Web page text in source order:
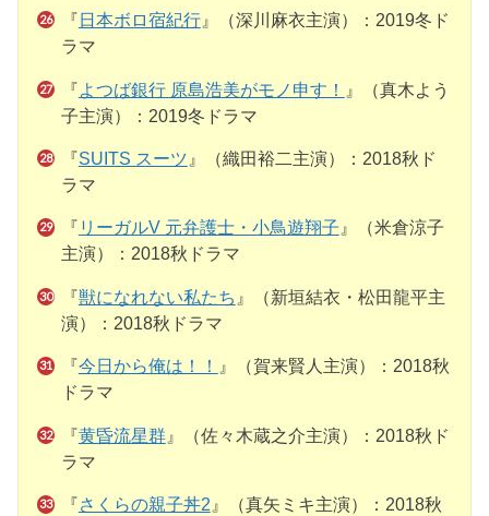
『 日本ボロ宿紀行』（深川麻衣主演）：2019冬ド
ラマ
『よつば銀行 原島浩美がモノ申す！
』（真木よう
子主演）：2019冬ドラマ
『SUITS スーツ 』（織田裕二主演）：2018秋ド
ラマ
『 リーガルV 元弁護士・小鳥遊翔子』（米倉涼子
主演）：2018秋ドラマ
『獣になれない私たち 』（新垣結衣・松田龍平主
演）：2018秋ドラマ
『今日から俺は！！ 』（賀来賢人主演）：2018秋
ドラマ
『黄昏流星群』（佐々木蔵之介主演）：2018秋ド
ラマ
『さくらの親子丼2』（真矢ミキ主演）：2018秋